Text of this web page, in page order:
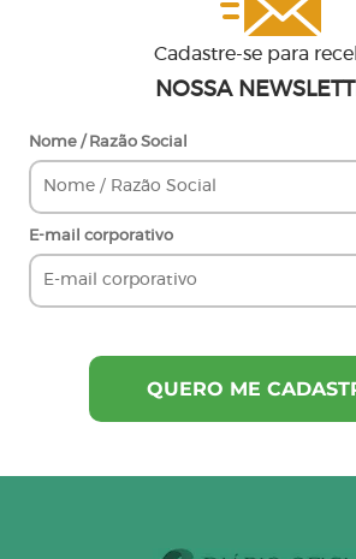
Cadastre-se para
NOSSA
Nome / Razão Social
E-mail corporativo